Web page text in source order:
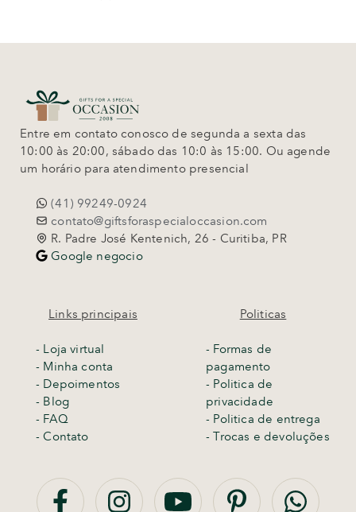
Entre em contato conosco de segunda a sexta das
10:00 às 20:00, sábado das 10:0 às 15:00. Ou agende
um horário para atendimento presencial
(41) 99249-0924
contato@giftsforaspecialoccasion.com
R. Padre José Kentenich, 26 - Curitiba, PR
Google negocio
Links principais
- Loja virtual
- Minha conta
- Depoimentos
- Blog
- FAQ
- Contato
Politicas
- Formas de
pagamento
- Politica de
privacidade
- Politica de entrega
-Trocas e devoluções